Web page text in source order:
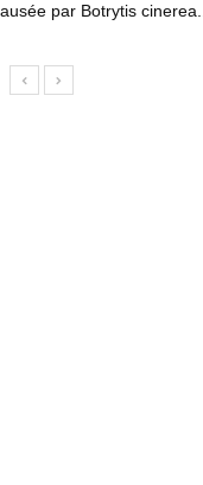
par Botrytis cinerea...